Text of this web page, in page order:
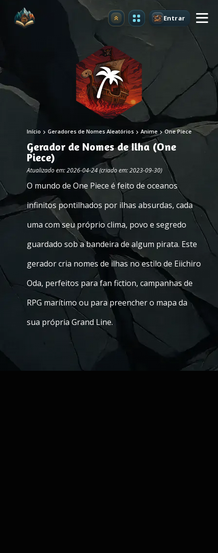
Atualizar Entrar
Início Geradores de Nomes Aleatórios Anime One Piece
Gerador de Nomes de Ilha (One
Piece)
Atualizado em: 2026-04-24 (criado em: 2023-09-30)
O mundo de One Piece é feito de oceanos
infinitos pontilhados por ilhas absurdas, cada
uma com seu próprio clima, povo e segredo
guardado sob a bandeira de algum pirata. Este
gerador cria nomes de ilhas no estilo de Eiichiro
Oda, perfeitos para fan fiction, campanhas de
RPG marítimo ou para preencher o mapa da
sua própria Grand Line.